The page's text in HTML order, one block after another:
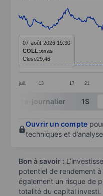
Line chart with 299
The chart has 1 X
The chart has 1 Y
juil. 13 17 21
07-août-2026 19:30
COLL:xnas
Close29,46
End of interactive
Intra-journalier 1S
Ouvrir un compte
techniques et
Bon à savoir :
potentiel de rendement
également un risque de
totalité du capital